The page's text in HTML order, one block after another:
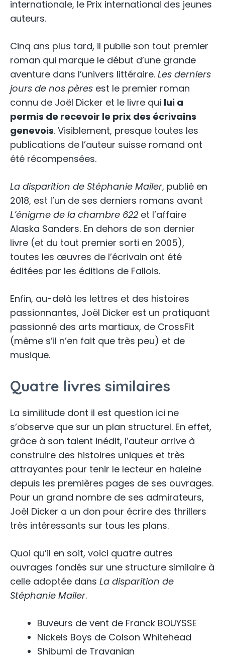
internationale, le Prix international des jeunes
auteurs.
Cinq ans plus tard, il publie son tout premier
roman qui marque le début d’une grande
aventure dans l’univers littéraire. Les derniers
jours de nos pères est le premier roman
connu de Joël Dicker et le livre qui lui a
permis de recevoir le prix des écrivains
genevois. Visiblement, presque toutes les
publications de l’auteur suisse romand ont
été récompensées.
La disparition de Stéphanie Mailer, publié en
2018, est l’un de ses derniers romans avant
L’énigme de la chambre 622 et l’affaire
Alaska Sanders. En dehors de son dernier
livre (et du tout premier sorti en 2005),
toutes les œuvres de l’écrivain ont été
éditées par les éditions de Fallois.
Enfin, au-delà les lettres et des histoires
passionnantes, Joël Dicker est un pratiquant
passionné des arts martiaux, de CrossFit
(même s’il n’en fait que très peu) et de
musique.
Quatre livres similaires
La similitude dont il est question ici ne
s’observe que sur un plan structurel. En effet,
grâce à son talent inédit, l’auteur arrive à
construire des histoires uniques et très
attrayantes pour tenir le lecteur en haleine
depuis les premières pages de ses ouvrages.
Pour un grand nombre de ses admirateurs,
Joël Dicker a un don pour écrire des thrillers
très intéressants sur tous les plans.
Quoi qu’il en soit, voici quatre autres
ouvrages fondés sur une structure similaire à
celle adoptée dans La disparition de
Stéphanie Mailer.
Buveurs de vent de Franck BOUYSSE
Nickels Boys de Colson Whitehead
Shibumi de Travanian